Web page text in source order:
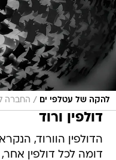
להקה של עטלפי ים / החברה
דולפין ורוד
הדולפין הוורוד,
דומה לכל דולפין
פיתח מקור ארוך
באוקיינוס, כדי לשפר